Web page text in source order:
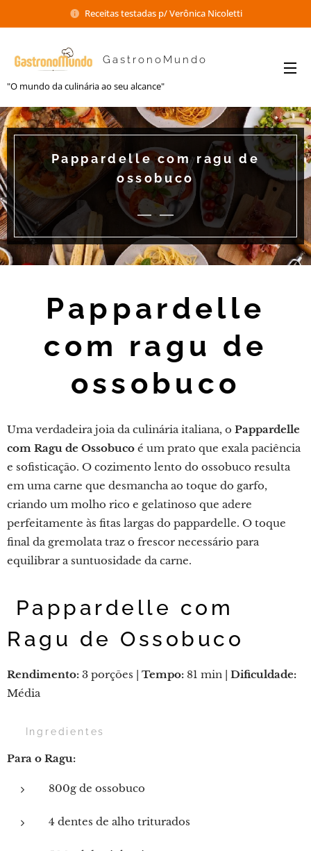
Receitas testadas p/ Verônica Nicoletti
GastronoMundo
"O mundo da culinária ao seu alcance"
Pappardelle com ragu de
ossobuco
Pappardelle
com ragu de
ossobuco
Uma verdadeira joia da culinária italiana, o Pappardelle
com Ragu de Ossobuco é um prato que exala paciência
e sofisticação. O cozimento lento do ossobuco resulta
em uma carne que desmancha ao toque do garfo,
criando um molho rico e gelatinoso que adere
perfeitamente às fitas largas do pappardelle. O toque
final da gremolata traz o frescor necessário para
equilibrar a suntuosidade da carne.
Pappardelle com
Ragu de Ossobuco
Rendimento: 3 porções | Tempo: 81 min | Dificuldade:
Média
🛒 Ingredientes
Para o Ragu:
800g de ossobuco
4 dentes de alho triturados